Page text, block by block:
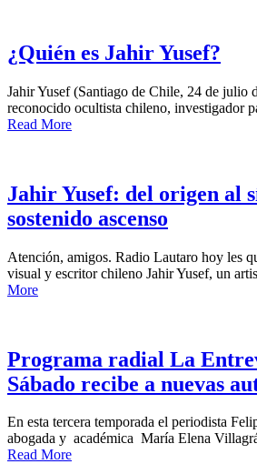
¿Quién es Jahir Yusef?
Jahir Yusef (Santiago de Chile, 24 de julio
reconocido ocultista chileno, investigador
Read More
Jahir Yusef: del origen al
sostenido ascenso
Atención, amigos. Radio Lautaro hoy les
visual y escritor chileno Jahir Yusef, un
More
Programa radial La
Sábado recibe a nuevas
En esta tercera temporada el periodista
abogada y académica María Elena
Read More